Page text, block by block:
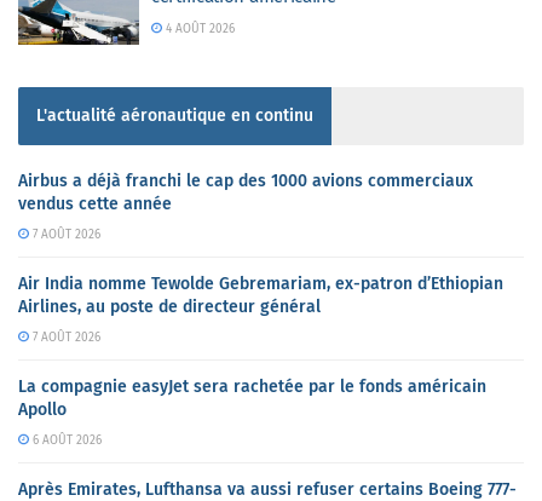
4 AOÛT 2026
L'actualité aéronautique en continu
Airbus a déjà franchi le cap des 1000 avions commerciaux
vendus cette année
7 AOÛT 2026
Air India nomme Tewolde Gebremariam, ex-patron d’Ethiopian
Airlines, au poste de directeur général
7 AOÛT 2026
La compagnie easyJet sera rachetée par le fonds américain
Apollo
6 AOÛT 2026
Après Emirates, Lufthansa va aussi refuser certains Boeing 777-